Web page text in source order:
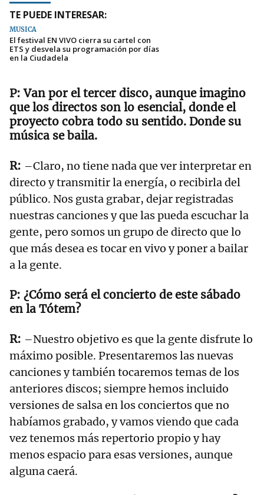
TE PUEDE INTERESAR:
MÚSICA
El festival EN VIVO cierra su cartel con
ETS y desvela su programación por días
en la Ciudadela
Van por el tercer disco, aunque imagino
que los directos son lo esencial, donde el
proyecto cobra todo su sentido. Donde su
música se baila.
–Claro, no tiene nada que ver interpretar en
directo y transmitir la energía, o recibirla del
público. Nos gusta grabar, dejar registradas
nuestras canciones y que las pueda escuchar la
gente, pero somos un grupo de directo que lo
que más desea es tocar en vivo y poner a bailar
a la gente.
¿Cómo será el concierto de este sábado
en la Tótem?
–Nuestro objetivo es que la gente disfrute lo
máximo posible. Presentaremos las nuevas
canciones y también tocaremos temas de los
anteriores discos; siempre hemos incluido
versiones de salsa en los conciertos que no
habíamos grabado, y vamos viendo que cada
vez tenemos más repertorio propio y hay
menos espacio para esas versiones, aunque
alguna caerá.